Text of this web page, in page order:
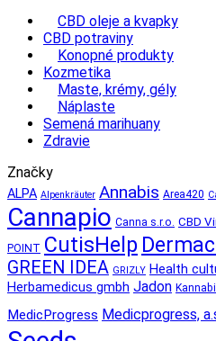
CBD oleje a kvapky
CBD potraviny
Konopné produkty
Kozmetika
Maste, krémy, gély
Náplaste
Semená marihuany
Zdravie
Značky
ALPA Alpenkräuter Annabis Area420
Cannapio Canna s.r.o. CBD
POINT CutisHelp
GREEN IDEA GRIZLY Health
Herbamedicus gmbh Jadon
MedicProgress Medicprogress,